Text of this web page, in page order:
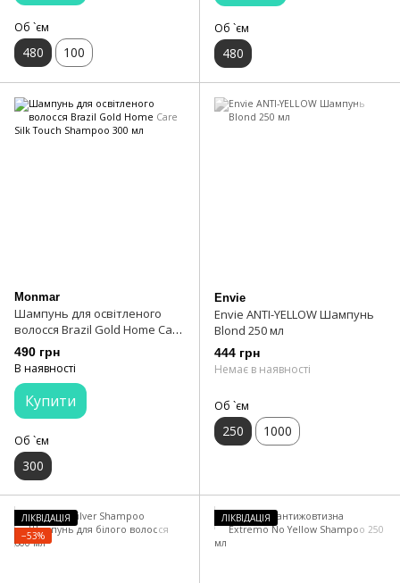
Об `єм
480 100
Об `єм
480
Monmar
Шампунь для освітленого
волосся Brazil Gold Home Care
Silk Touch Shampoo 300 мл
490 грн
В наявності
Купити
Об `єм
300
Envie
Envie ANTI-YELLOW Шампунь
Blond 250 мл
444 грн
Немає в наявності
Об `єм
250 1000
ЛІКВІДАЦІЯ
−53%
ЛІКВІДАЦІЯ